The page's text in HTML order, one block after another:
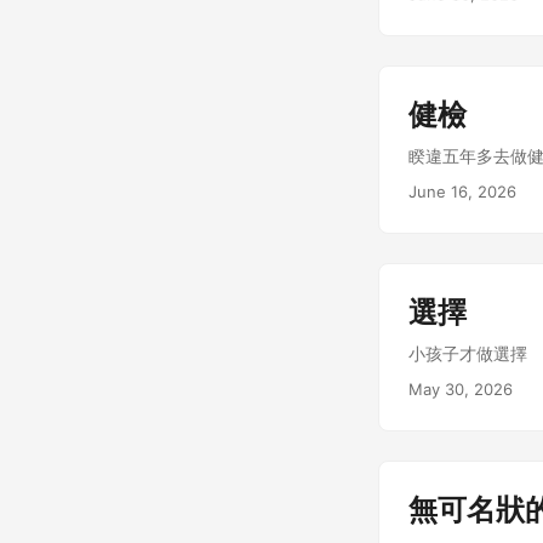
健檢
睽違五年多去做
June 16, 2026
選擇
小孩子才做選擇
May 30, 2026
無可名狀